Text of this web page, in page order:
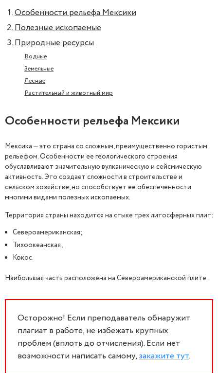
Особенности рельефа Мексики
Полезные ископаемые
Природные ресурсы
Водные
Земельные
Лесные
Растительный и животный мир
Особенности рельефа Мексики
Мексика — это страна со сложным, преимущественно гористым
рельефом. Особенности ее геологического строения
обуславливают значительную вулканическую и сейсмическую
активность. Это создает сложности в строительстве и
сельском хозяйстве, но способствует ее обеспеченности
многими видами полезных ископаемых.
Территория страны находится на стыке трех литосферных плит:
Североамериканская;
Тихоокеанская;
Кокос.
Наибольшая часть расположена на Североамериканской плите.
Осторожно! Если преподаватель обнаружит
плагиат в работе, не избежать крупных
проблем (вплоть до отчисления). Если нет
возможности написать самому,закажите тут.